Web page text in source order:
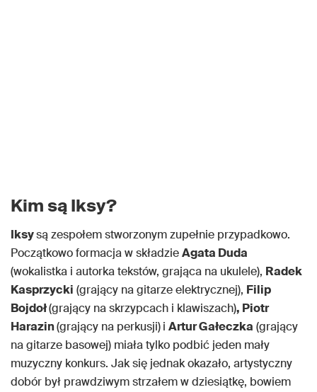
Kim są Iksy?
Iksysą zespołem stworzonym zupełnie przypadkowo.
Początkowo formacja w składzieAgata Duda
(wokalistka i autorka tekstów, grająca na ukulele), Radek
Kasprzycki (grający na gitarze elektrycznej), Filip
Bojdoł(grający na skrzypcach i klawiszach), Piotr
Harazin(grający na perkusji)i Artur Gałeczka (grający
na gitarze basowej) miała tylko podbić jeden mały
muzyczny konkurs. Jak się jednak okazało, artystyczny
dobór był prawdziwym strzałem w dziesiątkę, bowiem